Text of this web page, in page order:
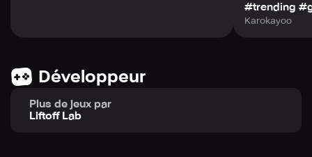
#trending
Karokayoo
Développeur
Plus de jeux par
Liftoff Lab